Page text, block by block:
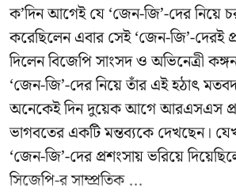
ক’দিন আগেই যে ‘জেন-জি’-দের নিয়ে
করেছিলেন এবার সেই ‘জেন-জি’-দেরই
দিলেন বিজেপি সাংসদ ও অভিনেত্রী
‘জেন-জি’-দের নিয়ে তাঁর এই হঠাৎ
অনেকেই দিন দুয়েক আগে আরএসএস
ভাগবতের একটি মন্তব্যকে দেখছেন।
‘জেন-জি’-দের প্রশংসায় ভরিয়ে
সিজেপি-রসাম্প্রতিক ...